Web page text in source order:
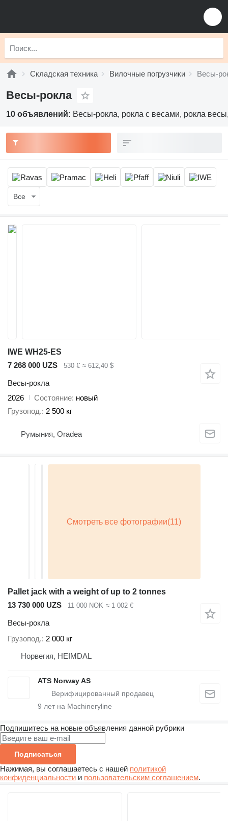
Складская техника Вилочные погрузчики Весы-
Весы-рокла
10 объявлений: Весы-рокла, рокла с весами, рокла
Все
IWE WH25-ES
7 268 000 UZS
530 € ≈ 612,40 $
Весы-рокла
2026
Состояние новый
Грузопод. 2 500 кг
Румыния, Oradea
Pallet jack with a weight of up to 2 tonnes
13 730 000 UZS
11 000 NOK ≈ 1 002 €
Весы-рокла
Грузопод. 2 000 кг
Норвегия, HEIMDAL
ATS Norway AS
9 лет на Machineryline
Подпишитесь на новые объявления данной рубрики
Подписаться
Нажимая, вы соглашаетесь с нашей политикой
конфиденциальности и пользовательским соглашением.